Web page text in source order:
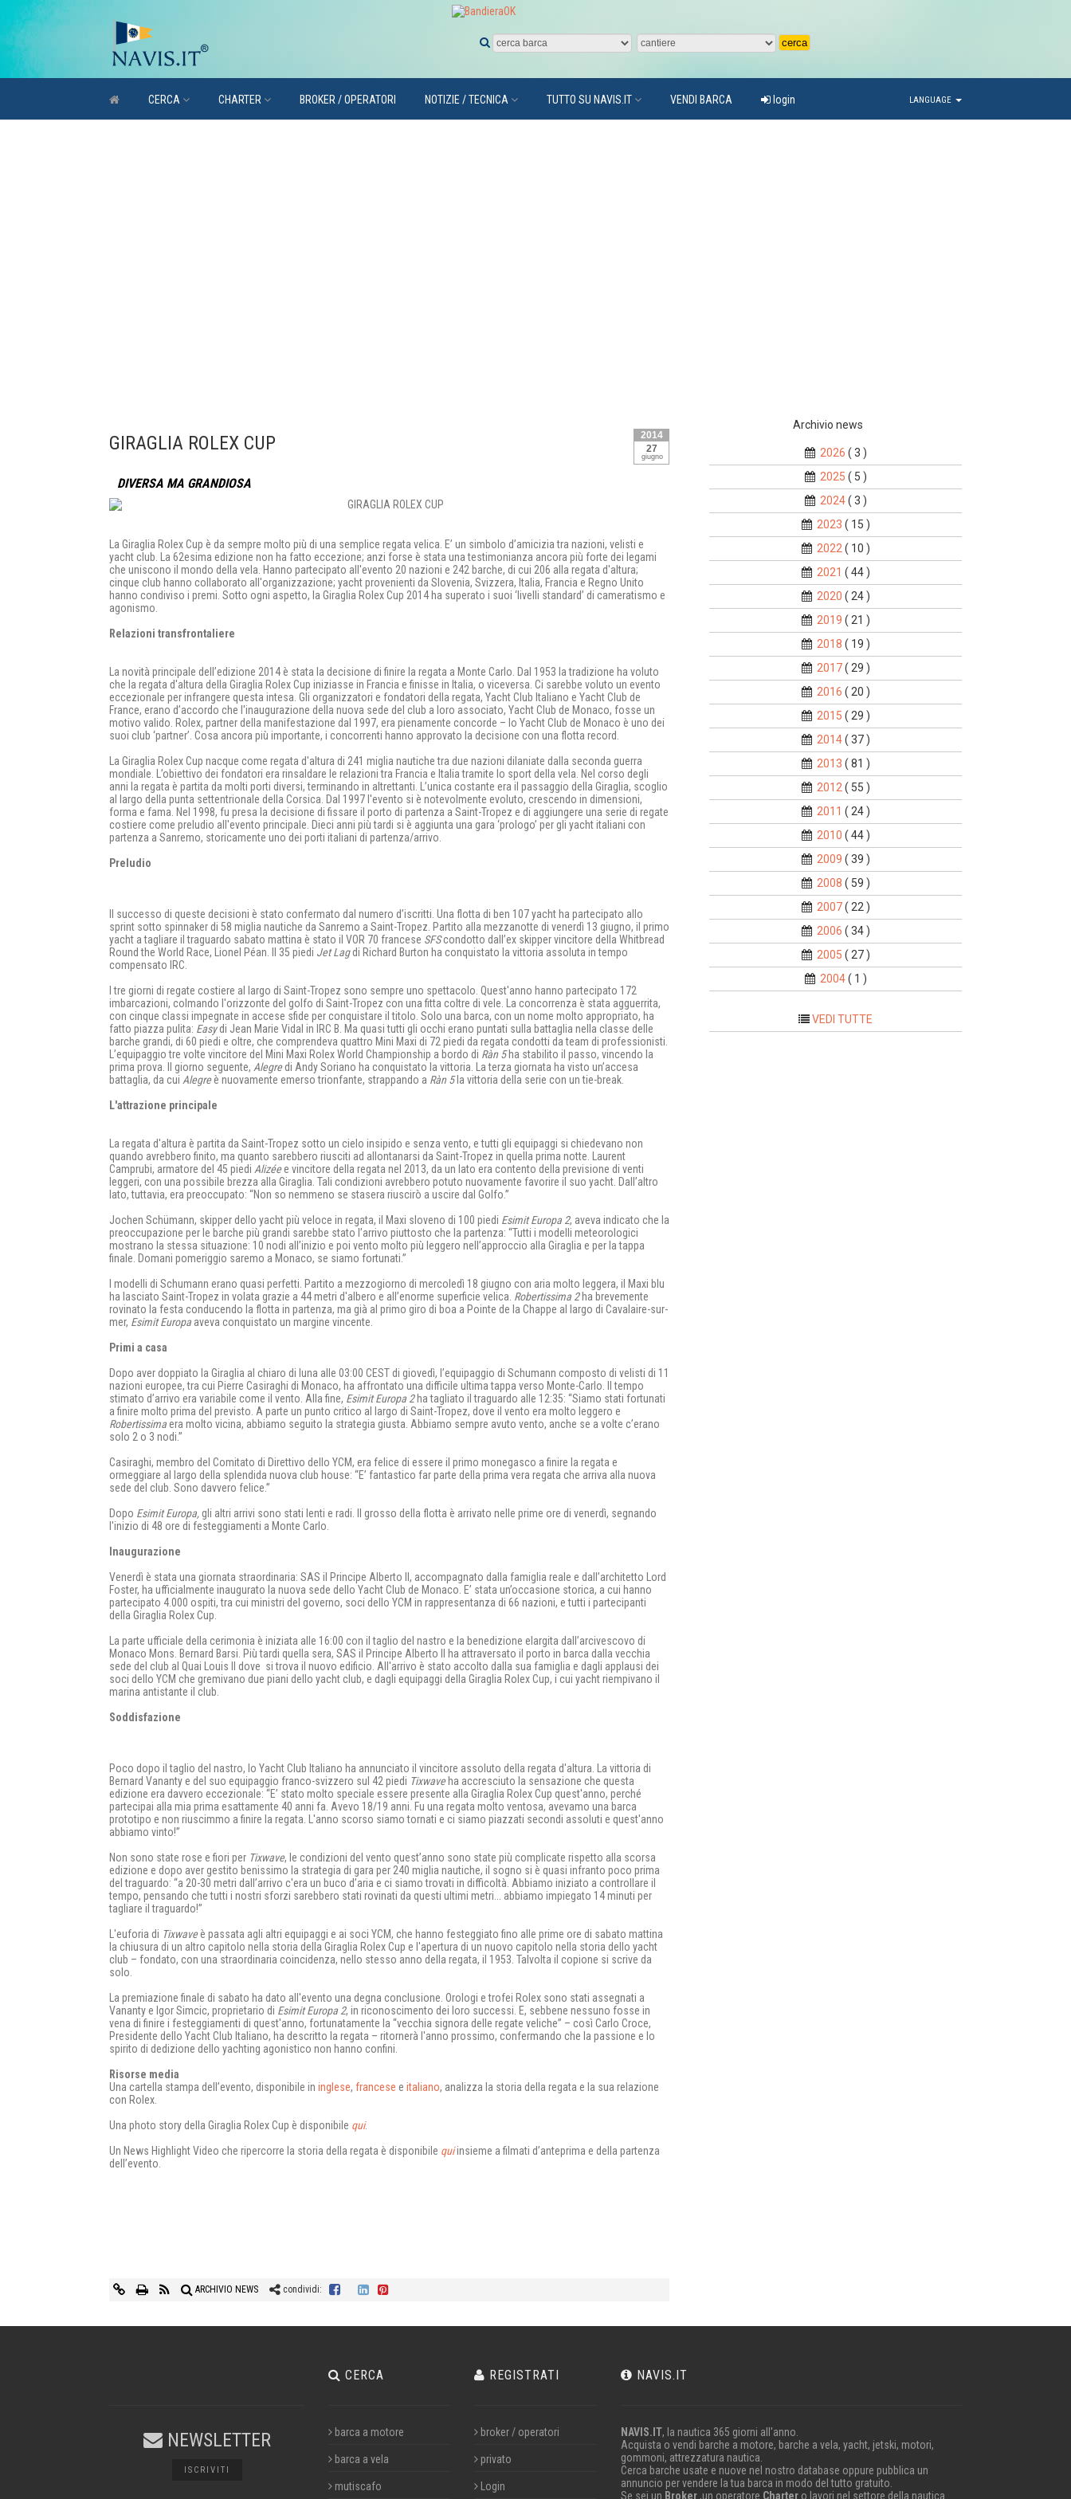
LANGUAGE
CERCA CHARTER BROKER / OPERATORI NOTIZIE / TECNICA TUTTO SU NAVIS.IT VENDI BARCA login
2014
27
giugno
GIRAGLIA ROLEX CUP
DIVERSA MA GRANDIOSA
La Giraglia Rolex Cup è da sempre molto più di una semplice regata velica. E’ un simbolo d’amicizia tra nazioni, velisti e
yacht club. La 62esima edizione non ha fatto eccezione; anzi forse è stata una testimonianza ancora più forte dei legami
che uniscono il mondo della vela. Hanno partecipato all'evento 20 nazioni e 242 barche, di cui 206 alla regata d'altura;
cinque club hanno collaborato all'organizzazione; yacht provenienti da Slovenia, Svizzera, Italia, Francia e Regno Unito
hanno condiviso i premi. Sotto ogni aspetto, la Giraglia Rolex Cup 2014 ha superato i suoi ‘livelli standard’ di cameratismo e
agonismo.
Relazioni transfrontaliere
La novità principale dell’edizione 2014 è stata la decisione di finire la regata a Monte Carlo. Dal 1953 la tradizione ha voluto
che la regata d'altura della Giraglia Rolex Cup iniziasse in Francia e finisse in Italia, o viceversa. Ci sarebbe voluto un evento
eccezionale per infrangere questa intesa. Gli organizzatori e fondatori della regata, Yacht Club Italiano e Yacht Club de
France, erano d’accordo che l'inaugurazione della nuova sede del club a loro associato, Yacht Club de Monaco, fosse un
motivo valido. Rolex, partner della manifestazione dal 1997, era pienamente concorde – lo Yacht Club de Monaco è uno dei
suoi club ‘partner’. Cosa ancora più importante, i concorrenti hanno approvato la decisione con una flotta record.
La Giraglia Rolex Cup nacque come regata d'altura di 241 miglia nautiche tra due nazioni dilaniate dalla seconda guerra
mondiale. L’obiettivo dei fondatori era rinsaldare le relazioni tra Francia e Italia tramite lo sport della vela. Nel corso degli
anni la regata è partita da molti porti diversi, terminando in altrettanti. L’unica costante era il passaggio della Giraglia, scoglio
al largo della punta settentrionale della Corsica. Dal 1997 l'evento si è notevolmente evoluto, crescendo in dimensioni,
forma e fama. Nel 1998, fu presa la decisione di fissare il porto di partenza a Saint-Tropez e di aggiungere una serie di regate
costiere come preludio all'evento principale. Dieci anni più tardi si è aggiunta una gara ‘prologo’ per gli yacht italiani con
partenza a Sanremo, storicamente uno dei porti italiani di partenza/arrivo.
Preludio
Il successo di queste decisioni è stato confermato dal numero d’iscritti. Una flotta di ben 107 yacht ha partecipato allo
sprint sotto spinnaker di 58 miglia nautiche da Sanremo a Saint-Tropez. Partito alla mezzanotte di venerdì 13 giugno, il primo
yacht a tagliare il traguardo sabato mattina è stato il VOR 70 francese SFScondotto dall’ex skipper vincitore della Whitbread
Round the World Race, Lionel Péan. Il 35 piedi Jet Lagdi Richard Burton ha conquistato la vittoria assoluta in tempo
compensato IRC.
I tre giorni di regate costiere al largo di Saint-Tropez sono sempre uno spettacolo. Quest'anno hanno partecipato 172
imbarcazioni, colmando l'orizzonte del golfo di Saint-Tropez con una fitta coltre di vele. La concorrenza è stata agguerrita,
con cinque classi impegnate in accese sfide per conquistare il titolo. Solo una barca, con un nome molto appropriato, ha
fatto piazza pulita: Easydi Jean Marie Vidal in IRC B. Ma quasi tutti gli occhi erano puntati sulla battaglia nella classe delle
barche grandi, di 60 piedi e oltre, che comprendeva quattro Mini Maxi di 72 piedi da regata condotti da team di professionisti.
L’equipaggio tre volte vincitore del Mini Maxi Rolex World Championship a bordo di Ràn 5ha stabilito il passo, vincendo la
prima prova. Il giorno seguente, Alegredi Andy Soriano ha conquistato la vittoria. La terza giornata ha visto un’accesa
battaglia, da cui Alegreè nuovamente emerso trionfante, strappando a Ràn 5 la vittoria della serie con un tie-break.
L'attrazione principale
La regata d'altura è partita da Saint-Tropez sotto un cielo insipido e senza vento, e tutti gli equipaggi si chiedevano non
quando avrebbero finito, ma quanto sarebbero riusciti ad allontanarsi da Saint-Tropez in quella prima notte. Laurent
Camprubi, armatore del 45 piedi Alizéee vincitore della regata nel 2013, da un lato era contento della previsione di venti
leggeri, con una possibile brezza alla Giraglia. Tali condizioni avrebbero potuto nuovamente favorire il suo yacht. Dall’altro
lato, tuttavia, era preoccupato: “Non so nemmeno se stasera riuscirò a uscire dal Golfo.”
Jochen Schümann, skipper dello yacht più veloce in regata, il Maxi sloveno di 100 piedi Esimit Europa 2, aveva indicato che la
preoccupazione per le barche più grandi sarebbe stato l’arrivo piuttosto che la partenza: “Tutti i modelli meteorologici
mostrano la stessa situazione: 10 nodi all’inizio e poi vento molto più leggero nell’approccio alla Giraglia e per la tappa
finale. Domani pomeriggio saremo a Monaco, se siamo fortunati.”
I modelli di Schumann erano quasi perfetti. Partito a mezzogiorno di mercoledì 18 giugno con aria molto leggera, il Maxi blu
ha lasciato Saint-Tropez in volata grazie a 44 metri d'albero e all’enorme superficie velica. Robertissima 2ha brevemente
rovinato la festa conducendo la flotta in partenza, ma già al primo giro di boa a Pointe de la Chappe al largo di Cavalaire-sur-
mer, Esimit Europa aveva conquistato un margine vincente.
Primi a casa
Dopo aver doppiato la Giraglia al chiaro di luna alle 03:00 CEST di giovedì, l’equipaggio di Schumann composto di velisti di 11
nazioni europee, tra cui Pierre Casiraghi di Monaco, ha affrontato una difficile ultima tappa verso Monte-Carlo. Il tempo
stimato d’arrivo era variabile come il vento. Alla fine, Esimit Europa 2ha tagliato il traguardo alle 12:35: “Siamo stati fortunati
a finire molto prima del previsto. A parte un punto critico al largo di Saint-Tropez, dove il vento era molto leggero e
Robertissimaera molto vicina, abbiamo seguito la strategia giusta. Abbiamo sempre avuto vento, anche se a volte c’erano
solo 2 o 3 nodi.”
Casiraghi, membro del Comitato di Direttivo dello YCM, era felice di essere il primo monegasco a finire la regata e
ormeggiare al largo della splendida nuova club house: “E’ fantastico far parte della prima vera regata che arriva alla nuova
sede del club. Sono davvero felice.”
Dopo Esimit Europa,gli altri arrivi sono stati lenti e radi. Il grosso della flotta è arrivato nelle prime ore di venerdì, segnando
l'inizio di 48 ore di festeggiamenti a Monte Carlo.
Inaugurazione
Venerdì è stata una giornata straordinaria: SAS il Principe Alberto II, accompagnato dalla famiglia reale e dall’architetto Lord
Foster, ha ufficialmente inaugurato la nuova sede dello Yacht Club de Monaco. E’ stata un’occasione storica, a cui hanno
partecipato 4.000 ospiti, tra cui ministri del governo, soci dello YCM in rappresentanza di 66 nazioni, e tutti i partecipanti
della Giraglia Rolex Cup.
La parte ufficiale della cerimonia è iniziata alle 16:00 con il taglio del nastro e la benedizione elargita dall’arcivescovo di
Monaco Mons. Bernard Barsi. Più tardi quella sera, SAS il Principe Alberto II ha attraversato il porto in barca dalla vecchia
sede del club al Quai Louis II dove si trova il nuovo edificio. All'arrivo è stato accolto dalla sua famiglia e dagli applausi dei
soci dello YCM che gremivano due piani dello yacht club, e dagli equipaggi della Giraglia Rolex Cup, i cui yacht riempivano il
marina antistante il club.
Soddisfazione
Poco dopo il taglio del nastro, lo Yacht Club Italiano ha annunciato il vincitore assoluto della regata d'altura. La vittoria di
Bernard Vananty e del suo equipaggio franco-svizzero sul 42 piedi Tixwaveha accresciuto la sensazione che questa
edizione era davvero eccezionale: “E’ stato molto speciale essere presente alla Giraglia Rolex Cup quest'anno, perché
partecipai alla mia prima esattamente 40 anni fa. Avevo 18/19 anni. Fu una regata molto ventosa, avevamo una barca
prototipo e non riuscimmo a finire la regata. L'anno scorso siamo tornati e ci siamo piazzati secondi assoluti e quest'anno
abbiamo vinto!”
Non sono state rose e fiori per Tixwave, le condizioni del vento quest’anno sono state più complicate rispetto alla scorsa
edizione e dopo aver gestito benissimo la strategia di gara per 240 miglia nautiche, il sogno si è quasi infranto poco prima
del traguardo: “a 20-30 metri dall’arrivo c'era un buco d’aria e ci siamo trovati in difficoltà. Abbiamo iniziato a controllare il
tempo, pensando che tutti i nostri sforzi sarebbero stati rovinati da questi ultimi metri... abbiamo impiegato 14 minuti per
tagliare il traguardo!”
L'euforia di Tixwaveè passata agli altri equipaggi e ai soci YCM, che hanno festeggiato fino alle prime ore di sabato mattina
la chiusura di un altro capitolo nella storia della Giraglia Rolex Cup e l'apertura di un nuovo capitolo nella storia dello yacht
club – fondato, con una straordinaria coincidenza, nello stesso anno della regata, il 1953. Talvolta il copione si scrive da
solo.
La premiazione finale di sabato ha dato all'evento una degna conclusione. Orologi e trofei Rolex sono stati assegnati a
Vananty e Igor Simcic, proprietario di Esimit Europa 2, in riconoscimento dei loro successi. E, sebbene nessuno fosse in
vena di finire i festeggiamenti di quest'anno, fortunatamente la “vecchia signora delle regate veliche” – così Carlo Croce,
Presidente dello Yacht Club Italiano, ha descritto la regata – ritornerà l'anno prossimo, confermando che la passione e lo
spirito di dedizione dello yachting agonistico non hanno confini.
Risorse media
Una cartella stampa dell’evento, disponibile in inglese, francese e italiano, analizza la storia della regata e la sua relazione
con Rolex.
Una photo story della Giraglia Rolex Cup è disponibile qui.
Un News Highlight Video che ripercorre la storia della regata è disponibile quiinsieme a filmati d’anteprima e della partenza
dell’evento.
ARCHIVIO NEWS condividi:
Archivio news
2026 ( 3 )
2025 ( 5 )
2024 ( 3 )
2023 ( 15 )
2022 ( 10 )
2021 ( 44 )
2020 ( 24 )
2019 ( 21 )
2018 ( 19 )
2017 ( 29 )
2016 ( 20 )
2015 ( 29 )
2014 ( 37 )
2013 ( 81 )
2012 ( 55 )
2011 ( 24 )
2010 ( 44 )
2009 ( 39 )
2008 ( 59 )
2007 ( 22 )
2006 ( 34 )
2005 ( 27 )
2004 ( 1 )
VEDI TUTTE
NEWSLETTER
ISCRIVITI
CERCA
barca a motore
barca a vela
mutiscafo
REGISTRATI
broker / operatori
privato
Login
NAVIS.IT
NAVIS.IT, la nautica 365 giorni all'anno.
Acquista o vendi barche a motore, barche a vela, yacht, jetski, motori,
gommoni, attrezzatura nautica.
Cerca barche usate e nuove nel nostro database oppure pubblica un
annuncio per vendere la tua barca in modo del tutto gratuito.
Se sei un Broker ,un operatore Chartero lavori nel settore della nautica